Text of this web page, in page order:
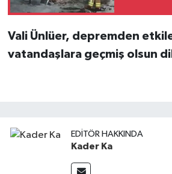
Vali Ünlüer, depremden
vatandaşlara geçmiş olsun
EDITÖR HAKKINDA
Kader Ka